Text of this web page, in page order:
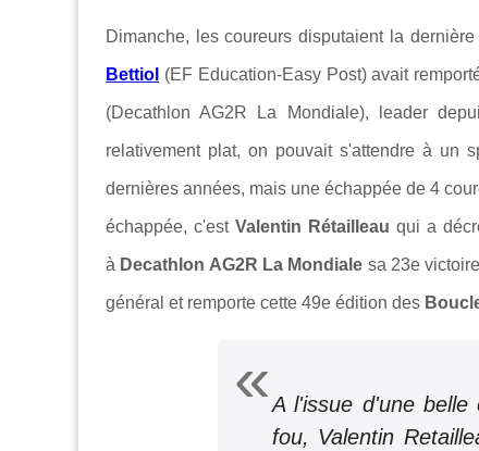
Dimanche, les coureurs disputaient la
Bettiol (EF Education-Easy Post) avait
(Decathlon AG2R La Mondiale), leader
relativement plat, on pouvait s'attendre à un
dernières années, mais une échappée de 4
échappée, c'estValentin Rétailleau qui a
à Decathlon AG2R La Mondiale sa 23e
général et remporte cette 49e édition des
A l'issue d'une belle
fou, Valentin